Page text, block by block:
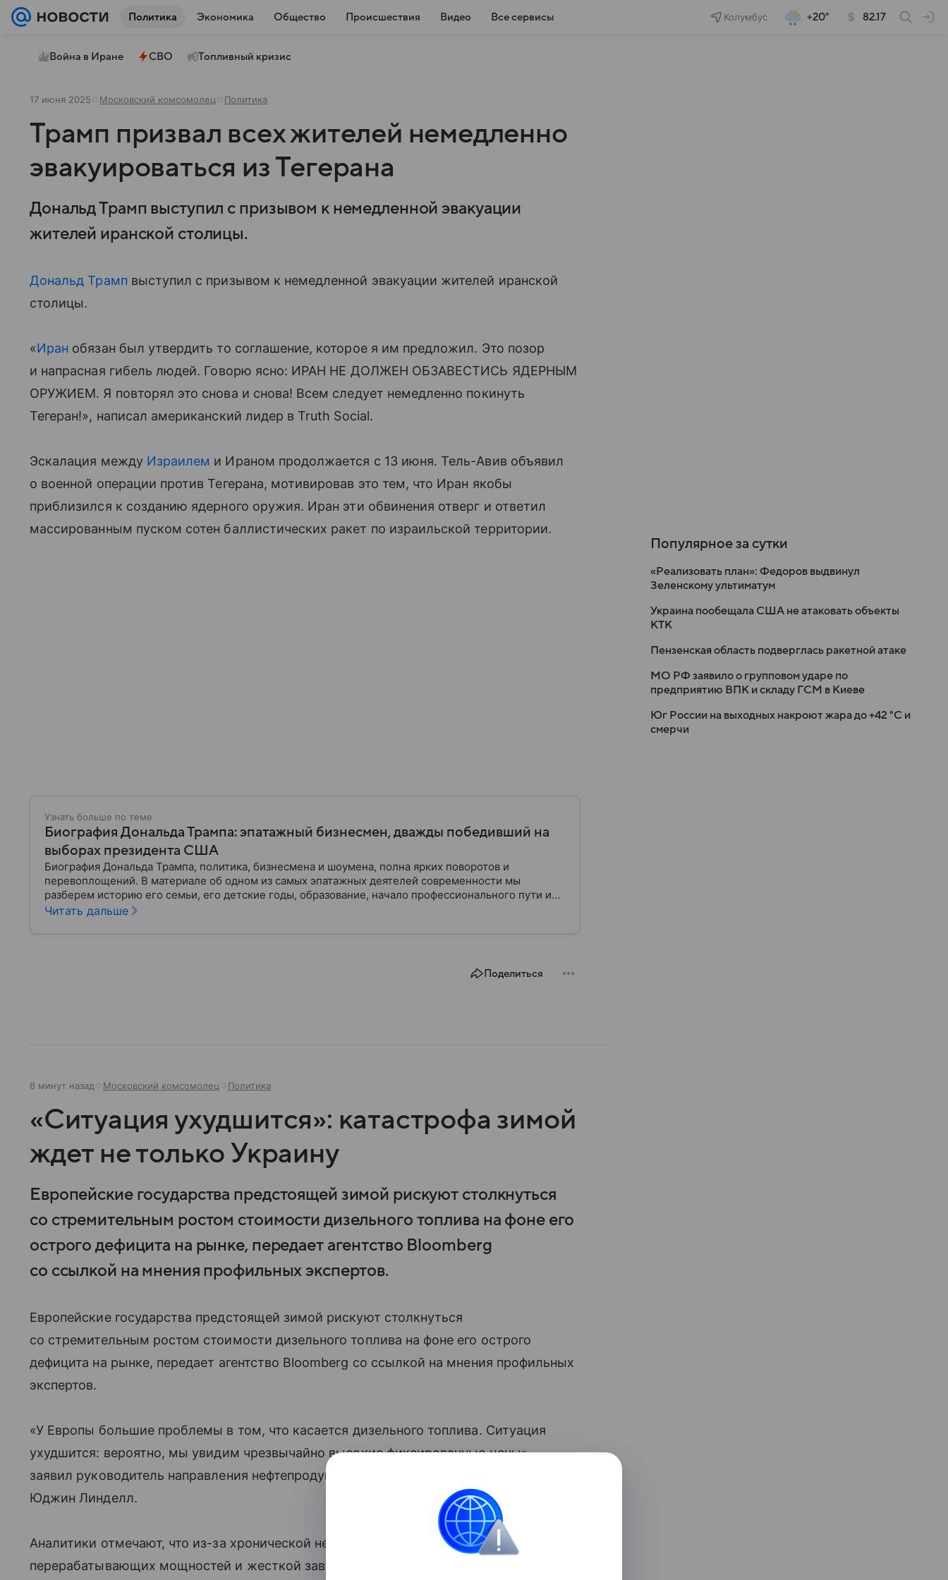
Политика Экономика Общество Происшествия Видео Все сервисы Колумбус +20° 82.17
Война в Иране СВО Топливный кризис
17 июня 2025 Московский комсомолец Политика
Трамп призвал всех жителей немедленно
эвакуироваться из Тегерана
Дональд Трамп выступил с призывом к немедленной эвакуации
жителей иранской столицы.
Дональд Трамп выступил с призывом к немедленной эвакуации жителей иранской
столицы.
«Иран обязан был утвердить то соглашение, которое я им предложил. Это позор
и напрасная гибель людей. Говорю ясно: ИРАН НЕ ДОЛЖЕН ОБЗАВЕСТИСЬ ЯДЕРНЫМ
ОРУЖИЕМ. Я повторял это снова и снова! Всем следует немедленно покинуть
Тегеран!», написал американский лидер в Truth Social.
Эскалация между Израилем и Ираном продолжается с 13 июня. Тель-Авив объявил
о военной операции против Тегерана, мотивировав это тем, что Иран якобы
приблизился к созданию ядерного оружия. Иран эти обвинения отверг и ответил
массированным пуском сотен баллистических ракет по израильской территории.
Узнать больше по теме
Биография Дональда Трампа: эпатажный бизнесмен, дважды победивший на
выборах президента США
Биография Дональда Трампа, политика, бизнесмена и шоумена, полна ярких поворотов и
перевоплощений. В материале об одном из самых эпатажных деятелей современности мы
разберем историю его семьи, его детские годы, образование, начало профессионального пути и
политической карьеры.
Читать дальше
Поделиться
6 минут назад Московский комсомолец Политика
«Ситуация ухудшится»: катастрофа зимой
ждет не только Украину
Европейские государства предстоящей зимой рискуют столкнуться
со стремительным ростом стоимости дизельного топлива на фоне его
острого дефицита на рынке, передает агентство Bloomberg
со ссылкой на мнения профильных экспертов.
Европейские государства предстоящей зимой рискуют столкнуться
со стремительным ростом стоимости дизельного топлива на фоне его острого
дефицита на рынке, передает агентство Bloomberg со ссылкой на мнения профильных
экспертов.
«У Европы большие проблемы в том, что касается дизельного топлива. Ситуация
ухудшится: вероятно, мы увидим чрезвычайно высокие фиксированные цены», —
заявил руководитель направления нефтепродуктов в консалтинговой компании FGE
Юджин Линделл.
Аналитики отмечают, что из-за хронической нехватки собственных
перерабатывающих мощностей и жесткой зависимости от импорта европейский
Популярное за сутки
«Реализовать план»: Федоров выдвинул
Зеленскому ультиматум
Украина пообещала США не атаковать объекты
КТК
Пензенская область подверглась ракетной атаке
МО РФ заявило о групповом ударе по
предприятию ВПК и складу ГСМ в Киеве
Юг России на выходных накроют жара до +42 °C и
смерчи